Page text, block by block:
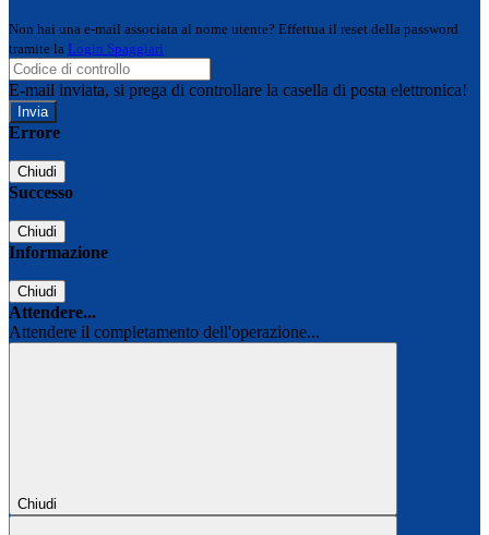
Non hai una e-mail associata al nome utente? Effettua il reset della password
tramite la Login Spaggiari
E-mail inviata, si prega di controllare la casella di posta elettronica!
Errore
Chiudi
Successo
Chiudi
Informazione
Chiudi
Attendere...
Attendere il completamento dell'operazione...
Chiudi